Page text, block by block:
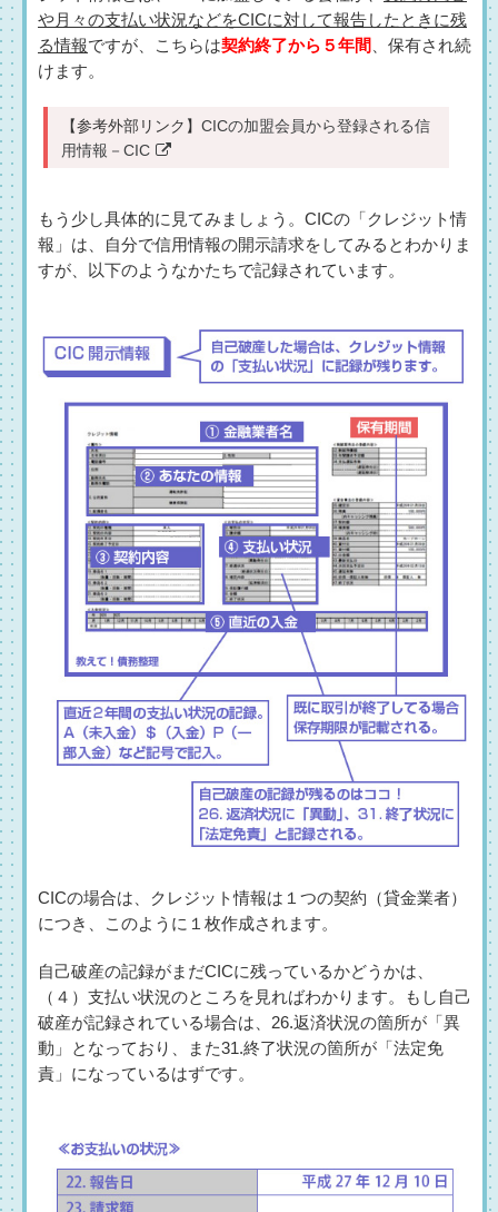
や月々の支払い状況などをCICに対して報告したときに残
る情報ですが、こちらは契約終了から５年間 、保有され続
けます。
【参考外部リンク】 CICの加盟会員から登録される信
用情報－CIC
もう少し具体的に見てみましょう。CICの「クレジット情
報」は、自分で信用情報の開示請求をしてみるとわかりま
すが、以下のようなかたちで記録されています。
CICの場合は、クレジット情報は１つの契約（貸金業者）
につき、このように１枚作成されます。
自己破産の記録がまだCICに残っているかどうかは、
（４）支払い状況のところを見ればわかります。もし自己
破産が記録されている場合は、26.返済状況の箇所が「異
動」となっており、また31.終了状況の箇所が「法定免
責」になっているはずです。